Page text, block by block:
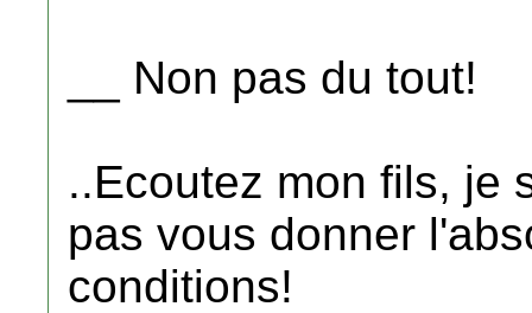
__ Non pas du tout!
..Ecoutez mon fils, je
pas vous donner
conditions!